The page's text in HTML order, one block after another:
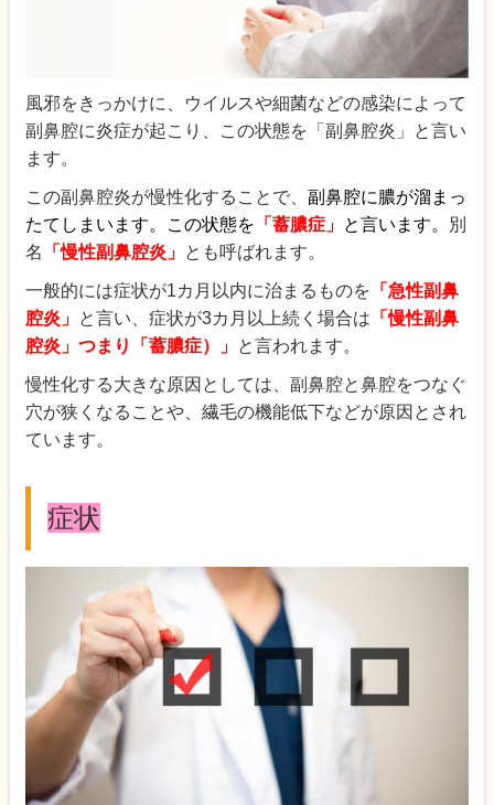
風邪をきっかけに、ウイルスや細菌などの感染によって
副鼻腔に炎症が起こり、この状態を「副鼻腔炎」と言い
ます。
この副鼻腔炎が慢性化することで、副鼻腔に膿が溜まっ
たてしまいます。この状態を 「蓄膿症」 と言います。
別
名
「慢性副鼻腔炎」 とも呼ばれます。
一般的には症状が1カ月以内に治まるものを 「急性副鼻
腔炎」 と言い、症状が3カ月以上続く場合は 「慢性副鼻
腔炎」つまり「蓄膿症）」 と言われます。
慢性化する大きな原因としては、副鼻腔と鼻腔をつなぐ
穴が狭くなることや、繊毛の機能低下などが原因とされ
ています。
症状